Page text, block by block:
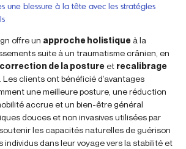
une blessure à la tête avec les stratégies
offre un approche holistique à la
suite à un traumatisme crânien, en
correction de la postureet recalibrage
. Les clients ont bénéficié d’avantages
une meilleure posture, une réduction
accrue et un bien-être général
douces et non invasives utilisées par
les capacités naturelles de guérison
individus dans leur voyage vers la stabilité et